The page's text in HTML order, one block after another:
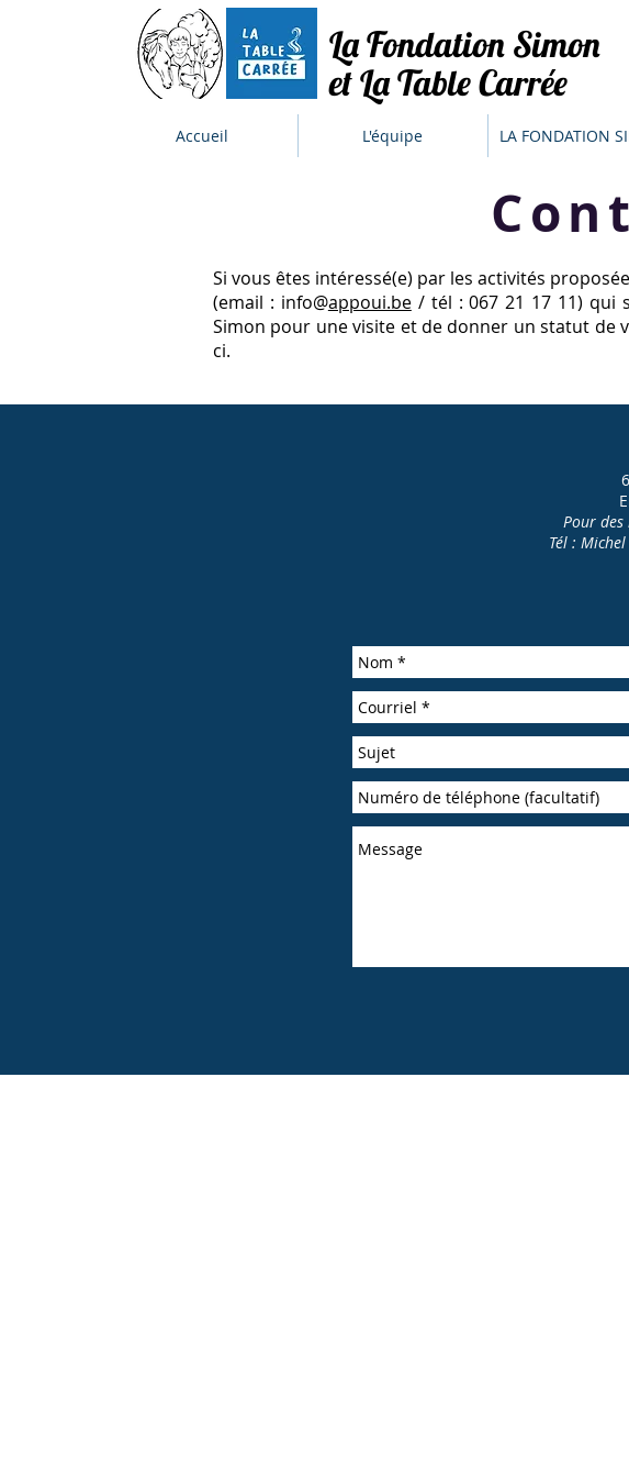
La Fondation Simon
et La Table Carrée
Accueil L'équipe LA FONDATION
Si vous êtes intéressé(e) par les activités
(email : info@appoui.be/ tél : 067 21 17 11) qui
Simon pour une visite et de donner un statut de
ci.
Pour des
Tél :